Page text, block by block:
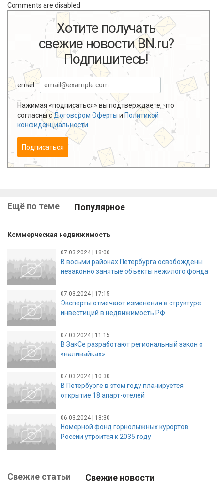
Comments are disabled
Хотите получать
свежие новости BN.ru?
Подпишитесь!
email:
Нажимая «подписаться» вы подтверждаете, что
согласны сДоговором Оферты и Политикой
конфиденциальности
Подписаться
Ещё по теме Популярное
Коммерческая недвижимость
07.03.2024 | 18:00
В восьми районах Петербурга освобождены
незаконно занятые объекты нежилого фонда
07.03.2024 | 17:15
Эксперты отмечают изменения в структуре
инвестиций в недвижимость РФ
07.03.2024 | 11:15
В ЗакСе разработают региональный закон о
«наливайках»
07.03.2024 | 10:30
В Петербурге в этом году планируется
открытие 18 апарт-отелей
06.03.2024 | 18:30
Номерной фонд горнолыжных курортов
России утроится к 2035 году
Свежие статьи Свежие новости